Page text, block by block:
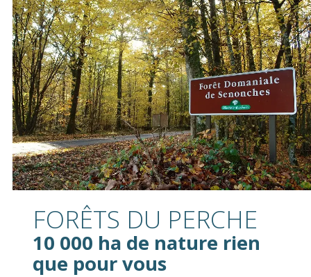
FORÊTS DU PERCHE
10 000 ha de nature rien
que pour vous